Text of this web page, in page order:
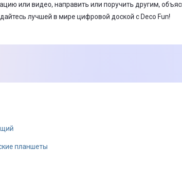
или видео, направить или поручить другим,
лучшей в мире цифровой доской с Deco Fun!
планшеты